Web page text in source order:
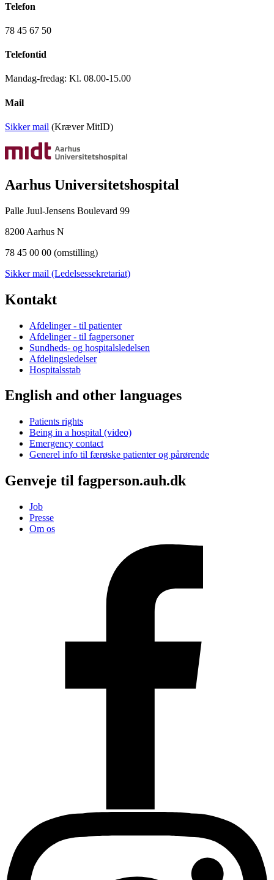
Telefon
78 45 67 50
Telefontid
Mandag-fredag: Kl. 08.00-15.00
Mail
Sikker mail (Kræver MitID)
Aarhus Universitetshospital
Palle Juul-Jensens Boulevard 99
8200 Aarhus N
78 45 00 00 (omstilling)
Sikker mail (Ledelsessekretariat)
Kontakt
Afdelinger - til patienter
Afdelinger - til fagpersoner
Sundheds- og hospitalsledelsen
Afdelingsledelser
Hospitalsstab
English and other languages
Patients rights
Being in a hospital (video)
Emergency contact
Generel info til færøske patienter og pårørende
Genveje til fagperson.auh.dk
Job
Presse
Om os